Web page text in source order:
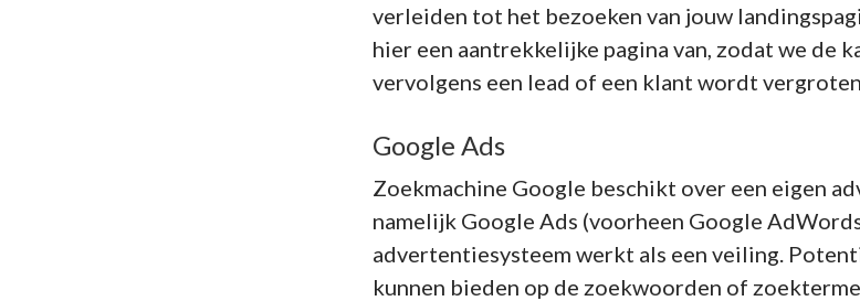
verleiden tot het bezoeken van jouw
hier een aantrekkelijke pagina van, zodat we de
vervolgens een lead of een klant wordt
Google Ads
Zoekmachine Google beschikt over een eigen
namelijk Google Ads (voorheen Google
advertentiesysteem werkt als een veiling.
kunnen bieden op de zoekwoorden of